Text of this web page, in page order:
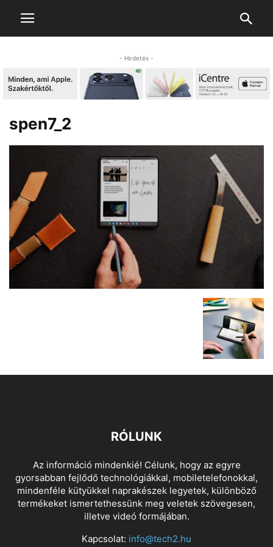
- Hirdetés -
spen7_2
RÓLUNK
Az információ mindenkié! Célunk, hogy az egyre
gyorsabban fejlődő technológiákkal, mobiletelefonokkal,
mindenféle kütyükkel naprakészek legyetek, különböző
termékeket ismertethessünk meg veletek szövegesen,
illetve videó formájában.
Kapcsolat: info@tech2.hu